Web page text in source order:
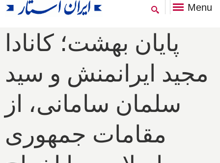
Menu
پایان بهشت؛ کانادا
مجید ایرانمنش و سید
سلمان سامانی، از
مقامات جمهوری